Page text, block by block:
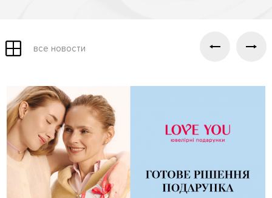
все новости